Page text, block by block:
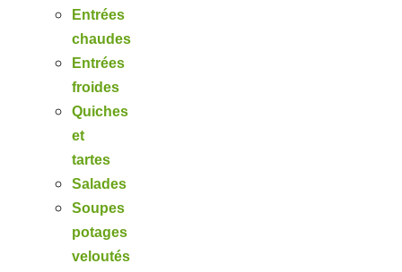
Entrées
chaudes
Entrées
froides
Quiches
et
tartes
Salades
Soupes
potages
veloutés